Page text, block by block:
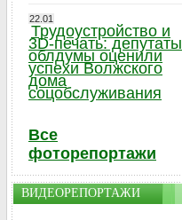
22.01
Трудоустройство и
3D-печать: депутаты
облдумы оценили
успехи Волжского
дома
соцобслуживания
Все
фоторепортажи
ВИДЕОРЕПОРТАЖИ